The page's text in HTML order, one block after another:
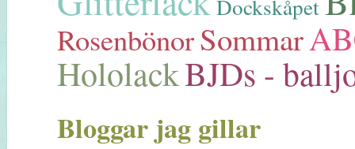
Dockskåpet
RosenbönorSommar
HololackBJDs -
Bloggar jag gillar